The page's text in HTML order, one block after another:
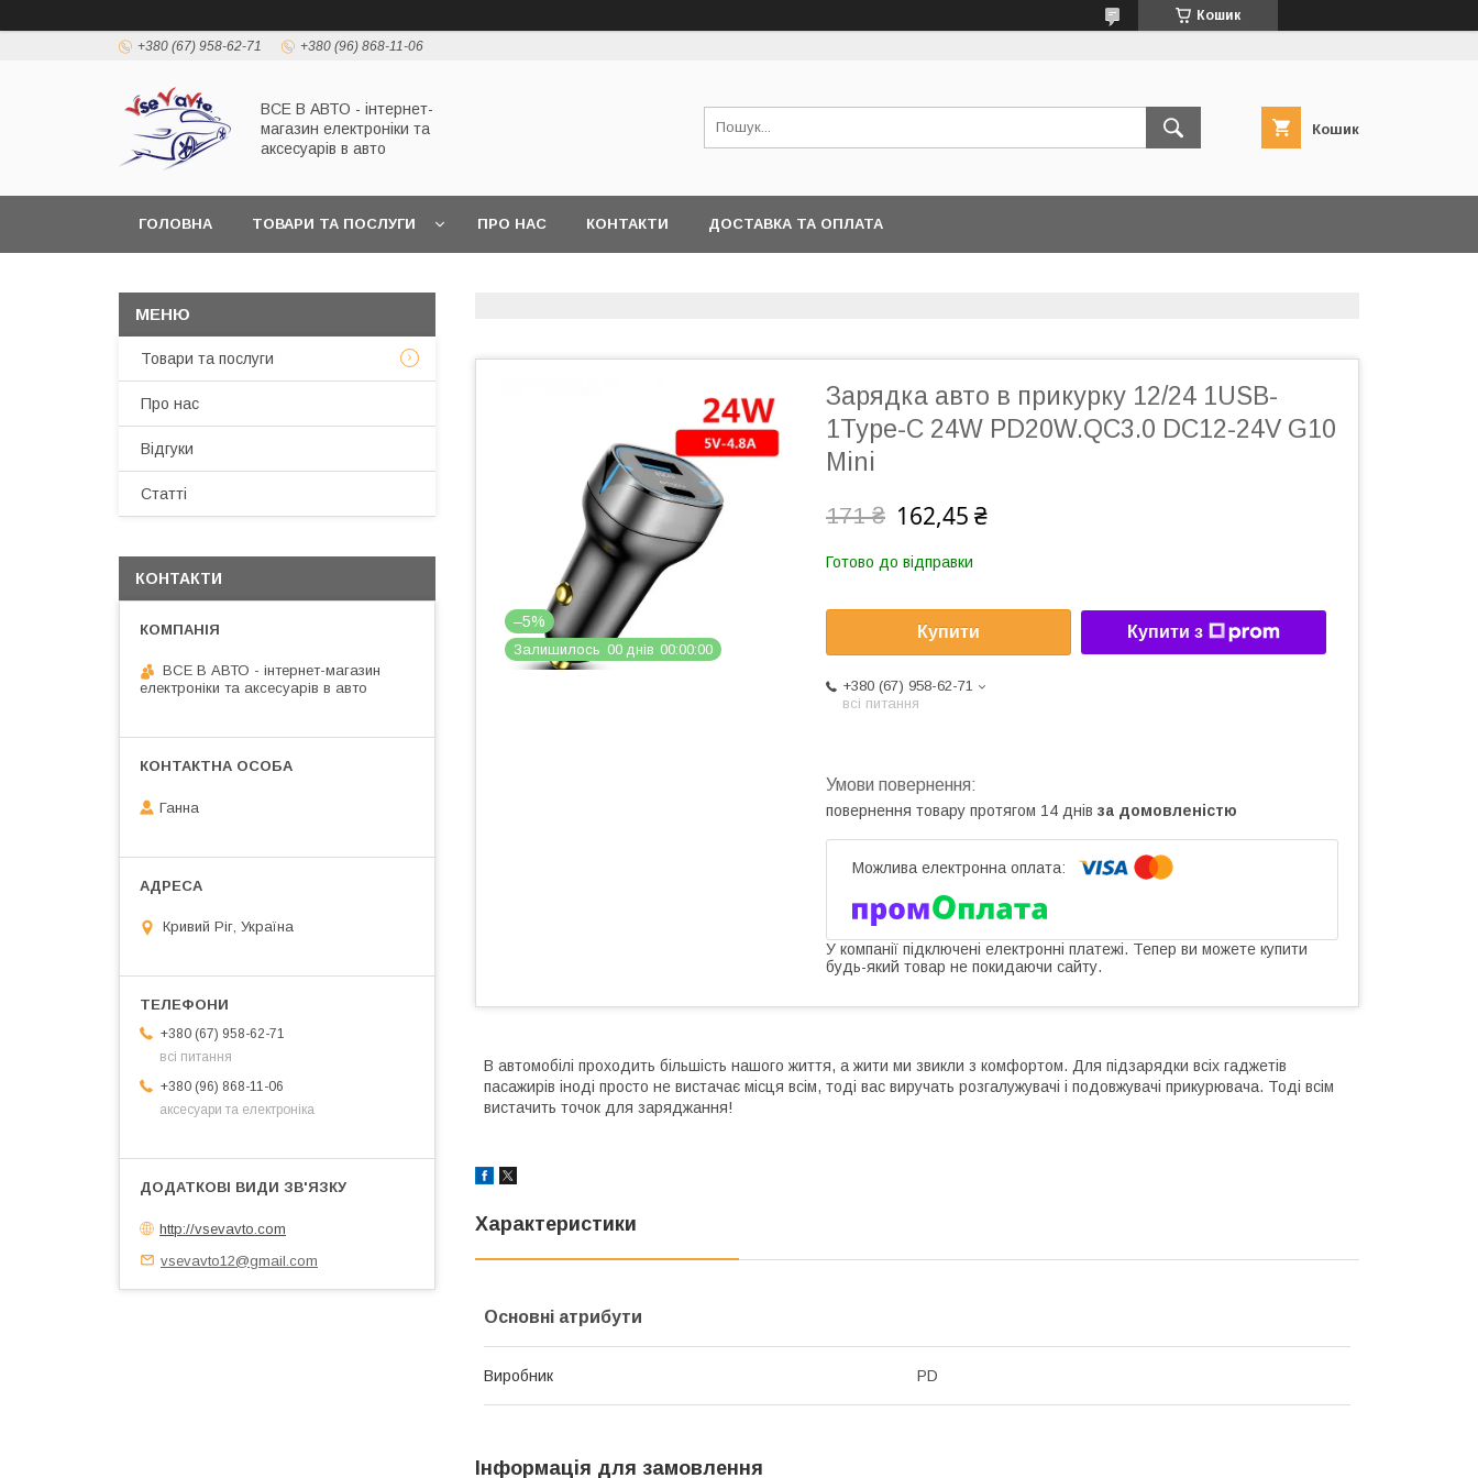
Кошик
+380 (67) 958-62-71 +380 (96) 868-11-06
ВСЕ В АВТО - інтернет-
магазин електроніки та
аксесуарів в авто
Кошик
ГОЛОВНА ТОВАРИ ТА ПОСЛУГИ ПРО НАС КОНТАКТИ ДОСТАВКА ТА ОПЛАТА
–5%
Залишилось 00 днів 00 00 00
Зарядка авто в прикурку 12/24 1USB-
1Type-C 24W PD20W.QC3.0 DC12-24V G10
Mini
171 ₴ 162,45 ₴
Готово до відправки
Купити Купити з
+380 (67) 958-62-71
всі питання
повернення товару протягом 14 днів за домовленістю
У компанії підключені електронні платежі. Тепер ви можете купити
будь-який товар не покидаючи сайту.
В автомобілі проходить більшість нашого життя, а жити ми звикли з комфортом. Для підзарядки всіх гаджетів
пасажирів іноді просто не вистачає місця всім, тоді вас виручать розгалужувачі і подовжувачі прикурювача. Тоді всім
вистачить точок для заряджання!
Характеристики
Основні атрибути
Виробник PD
Інформація для замовлення
Товари та послуги
Про нас
Відгуки
Статті
КОНТАКТИ
ВСЕ В АВТО - інтернет-магазин
електроніки та аксесуарів в авто
Ганна
Кривий Ріг, Україна
+380 (67) 958-62-71
всі питання
+380 (96) 868-11-06
аксесуари та електроніка
http://vsevavto.com
vsevavto12@gmail.com